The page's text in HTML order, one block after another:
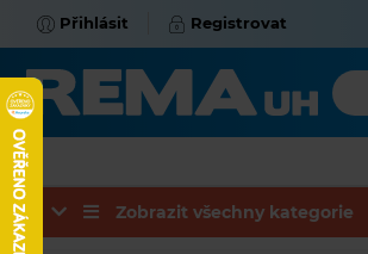
Přihlásit Registrovat
Zobrazit všechny kategorie